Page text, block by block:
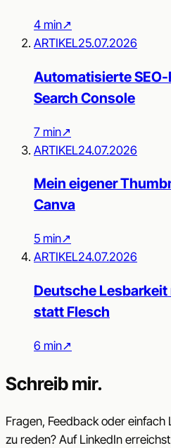
4 min↗︎
ARTIKEL25.07.2026
Automatisierte
Search Console
7 min↗︎
ARTIKEL24.07.2026
Mein eigener
Canva
5 min↗︎
ARTIKEL24.07.2026
Deutsche
statt Flesch
6 min↗︎
Schreib mir.
Fragen, Feedback oder einfach
zu reden? Auf LinkedIn